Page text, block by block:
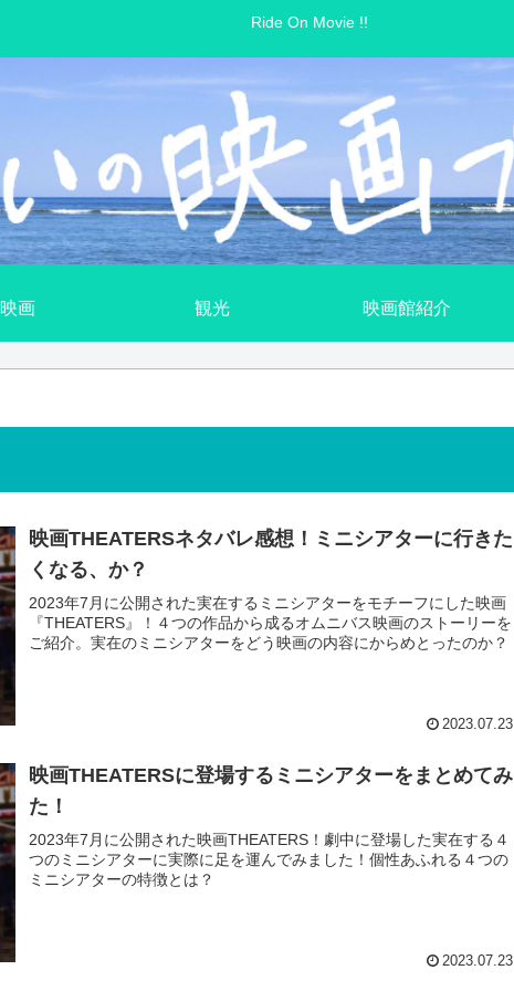
Ride On Movie !!
映画 観光 映画館紹介
映画THEATERSネタバレ感想！ミニシアターに行きた
くなる、か？
2023年7月に公開された実在するミニシアターをモチーフにした映画
『THEATERS』！４つの作品から成るオムニバス映画のストーリーを
ご紹介。実在のミニシアターをどう映画の内容にからめとったのか？
2023.07.23
映画THEATERSに登場するミニシアターをまとめてみ
た！
2023年7月に公開された映画THEATERS！劇中に登場した実在する４
つのミニシアターに実際に足を運んでみました！個性あふれる４つの
ミニシアターの特徴とは？
2023.07.23